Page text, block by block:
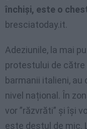
închiși, este o
bresciatoday.it.
Adeziunile, la mai
protestului de
barmanii italieni, au
nivel național. În
vor ”răzvrăti” și își
este destul de mic.